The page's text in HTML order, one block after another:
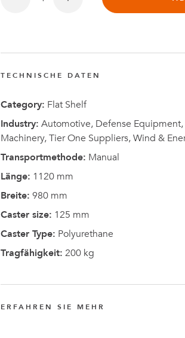
Fogelberg
zum CEO
FlexQube
ernannt
TECHNISCHE DATEN
Category: Flat Shelf
Industry: Automotive, Defense
Machinery, Tier One Suppliers, Wind &
Transportmethode: Manual
Länge: 1120 mm
Breite: 980 mm
Caster size: 125 mm
Caster Type: Polyurethane
Tragfähigkeit: 200 kg
ERFAHREN SIE MEHR